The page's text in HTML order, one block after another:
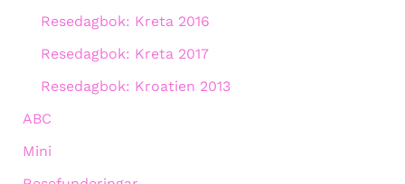
Resedagbok: Kreta 2016
Resedagbok: Kreta 2017
Resedagbok: Kroatien 2013
ABC
Mini